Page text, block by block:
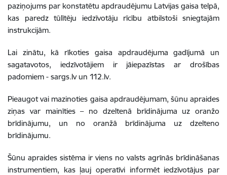
paziņojums par konstatētu apdraudējumu Latvijas gaisa telpā,
kas paredz tūlītēju iedzīvotāju rīcību atbilstoši sniegtajām
instrukcijām.
Lai zinātu, kā rīkoties gaisa apdraudējuma gadījumā un
sagatavotos, iedzīvotājiem ir jāiepazīstas ar drošības
padomiem - sargs.lv un 112.lv.
Pieaugot vai mazinoties gaisa apdraudējumam, šūnu apraides
ziņas var mainīties – no dzeltenā brīdinājuma uz oranžo
brīdinājumu, un no oranžā brīdinājuma uz dzelteno
brīdinājumu.
Šūnu apraides sistēma ir viens no valsts agrīnās brīdināšanas
instrumentiem, kas ļauj operatīvi informēt iedzīvotājus par